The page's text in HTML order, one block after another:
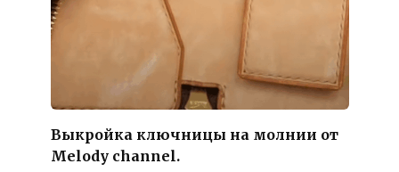
Выкройка ключницы на молнии от
Melody channel.